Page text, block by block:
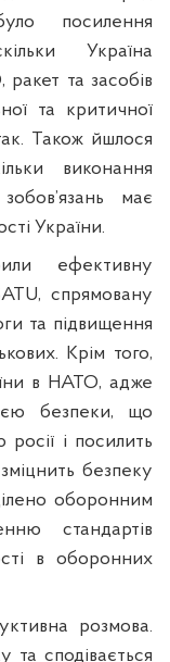
посилення
Україна
та засобів
та критичної
Також йшлося
виконання
має
України.
ефективну
спрямовану
та підвищення
Крім того,
в НАТО, адже
безпеки, що
і посилить
безпеку
оборонним
стандартів
в оборонних
розмова.
та сподівається